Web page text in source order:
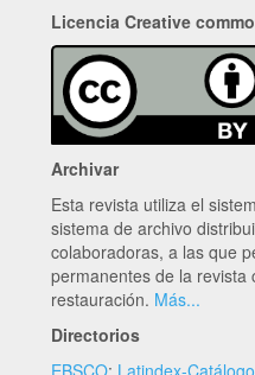
Licencia Creative
Archivar
Esta revista utiliza el
sistema de archivo
colaboradoras, a las que
permanentes de la revista
restauración. Más...
Directorios